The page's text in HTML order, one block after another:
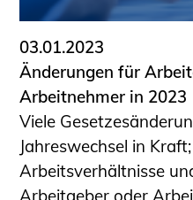
03.01.2023
Änderungen für
Arbeitnehmer in 2023
Viele
Jahreswechsel in
Arbeitsverhältnisse